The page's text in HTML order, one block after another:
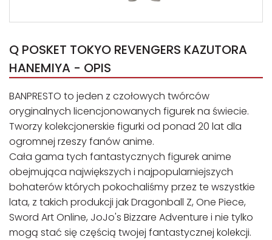
Q POSKET TOKYO REVENGERS KAZUTORA
HANEMIYA - OPIS
BANPRESTO to jeden z czołowych twórców
oryginalnych licencjonowanych figurek na świecie.
Tworzy kolekcjonerskie figurki od ponad 20 lat dla
ogromnej rzeszy fanów anime.
Cała gama tych fantastycznych figurek anime
obejmująca największych i najpopularniejszych
bohaterów których pokochaliśmy przez te wszystkie
lata, z takich produkcji jak Dragonball Z, One Piece,
Sword Art Online, JoJo's Bizzare Adventure i nie tylko
mogą stać się częścią twojej fantastycznej kolekcji.